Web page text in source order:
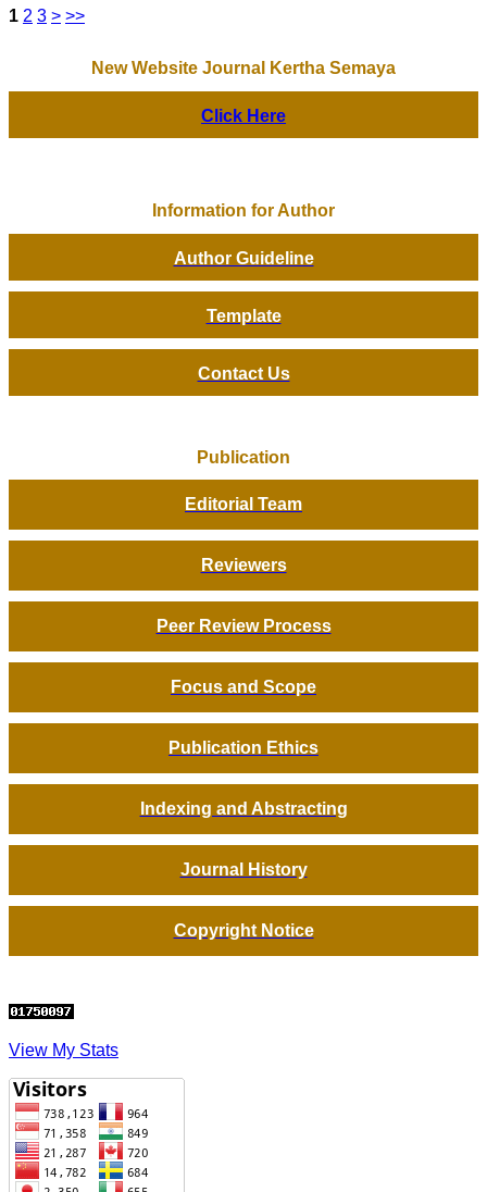
1 2 3 > >>
New Website Journal Kertha Semaya
Click Here
Information for Author
Author Guideline
Template
Contact Us
Publication
Editorial Team
Reviewers
Peer Review Process
Focus and Scope
Publication Ethics
Indexing and Abstracting
Journal History
Copyright Notice
View My Stats